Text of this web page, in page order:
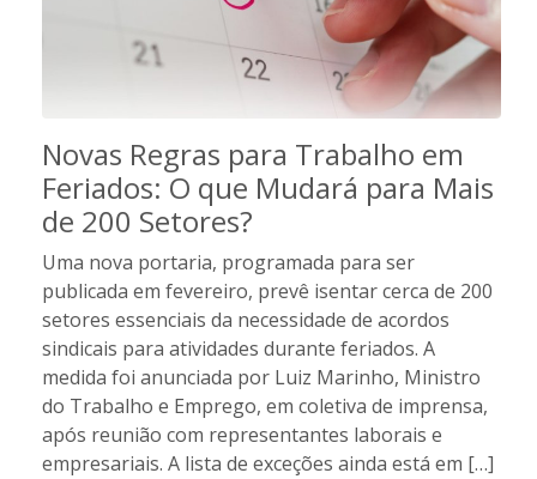
Novas Regras para Trabalho em
Feriados: O que Mudará para Mais
de 200 Setores?
Uma nova portaria, programada para ser
publicada em fevereiro, prevê isentar cerca de 200
setores essenciais da necessidade de acordos
sindicais para atividades durante feriados. A
medida foi anunciada por Luiz Marinho, Ministro
do Trabalho e Emprego, em coletiva de imprensa,
após reunião com representantes laborais e
empresariais. A lista de exceções ainda está em […]